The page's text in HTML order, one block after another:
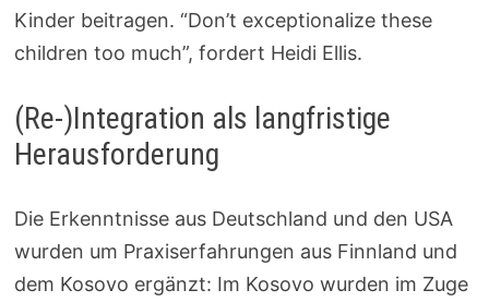
Kinder beitragen. “Don’t exceptionalize these
children too much”, fordert Heidi Ellis.
(Re-)Integration als langfristige
Herausforderung
Die Erkenntnisse aus Deutschland und den USA
wurden um Praxiserfahrungen aus Finnland und
dem Kosovo ergänzt: Im Kosovo wurden im Zuge